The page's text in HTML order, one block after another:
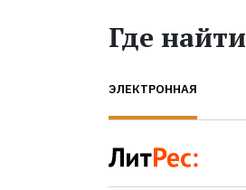
Где найти
ЭЛЕКТРОННАЯ